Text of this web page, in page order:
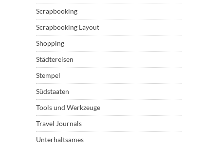
Scrapbooking
Scrapbooking Layout
Shopping
Städtereisen
Stempel
Südstaaten
Tools und Werkzeuge
Travel Journals
Unterhaltsames